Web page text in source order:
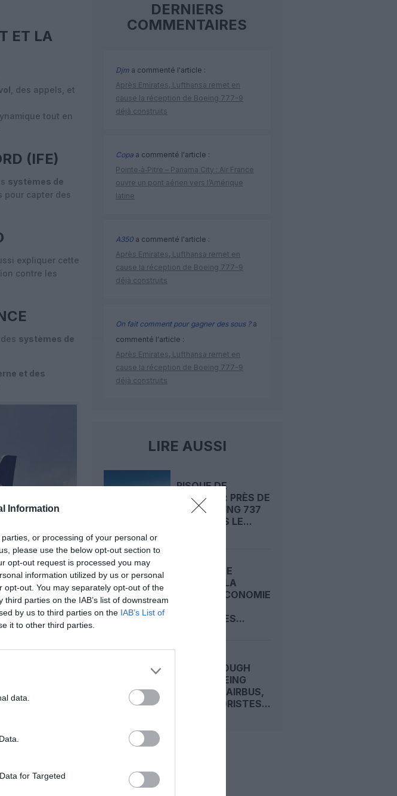
Information
or processing of your personal or
please use the below opt-out section to
opt-out request is processed you may
information utilized by us or personal
out. You may separately opt-out of the
parties on the IAB’s list of downstream
by us to third parties on the IAB’s List of
it to other third parties.
data.
for Targeted
ET LA
, des appels, et
tout en
(IFE)
systèmes de
pour capter des
expliquer cette
contre les
systèmes de
et des
DERNIERS
COMMENTAIRES
Djm a commenté l'article :
Après Emirates, Lufthansa remet en
cause la réception de Boeing 777-9
déjà construits
Copa a commenté l'article :
Pointe‑à‑Pitre – Panama City : Air France
ouvre un pont aérien vers l’Amérique
latine
A350 a commenté l'article :
Après Emirates, Lufthansa remet en
cause la réception de Boeing 777-9
déjà construits
On fait comment pour gagner des sous ?a
commenté l'article :
Après Emirates, Lufthansa remet en
cause la réception de Boeing 777-9
déjà construits
LIRE AUSSI
RISQUE DE
FISSURES : PRÈS DE
1 500 BOEING 737
MAX DANS LE...
CARNET DE
VOYAGE : LA
CLASSE ECONOMIE
D’EMIRATES...
FARNBOROUGH
2026 : BOEING
DEVANCE AIRBUS,
LES MOTORISTES...